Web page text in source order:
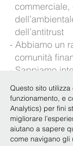
dell’antitrust
Abbiamo un
comunità
Sappiamo
il mondo
Siamo
accademiche
altamente
lavoro di un
Questo sito
funzionamento, e
Analytics) per fini
migliorare
aiutano a sapere
come navigano gli